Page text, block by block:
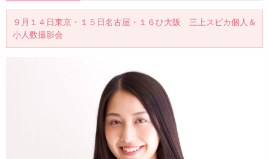
９月１４日東京・１５日名古屋・１６ひ大阪 三上スピカ個人＆
小人数撮影会